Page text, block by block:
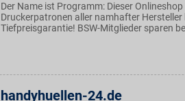
Der Name ist Programm: Dieser
Druckerpatronen aller namhafter Hersteller
Tiefpreisgarantie! BSW-Mitglieder sparen
handyhuellen-24.de